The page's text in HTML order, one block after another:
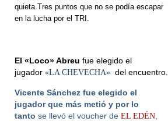
quieta.Tres puntos que no se podía escapar
en la lucha por el TRI.
El «Loco» Abreu fue elegido el
jugador «LA CHEVECHA» del encuentro.
Vicente Sánchez fue elegido el
jugador que más metió y por lo
tanto se llevó el voucher de EL EDÉN,